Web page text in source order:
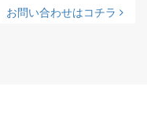
お問い合わせはコチラ